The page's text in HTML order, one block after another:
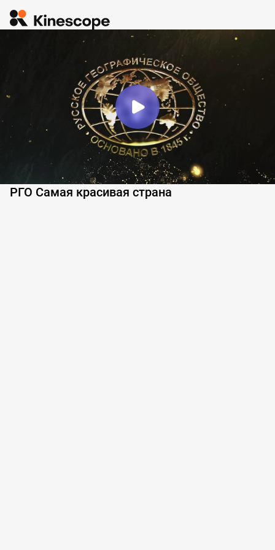
РГО Самая красивая страна